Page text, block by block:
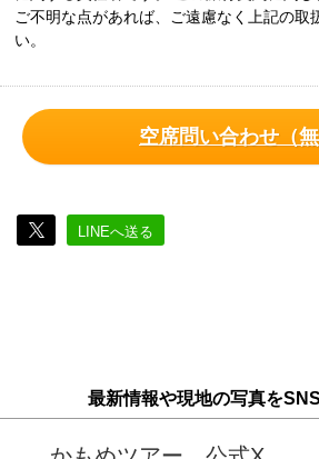
ご不明な点があれば、ご遠慮なく上記の取
い。
空席問い合わせ（無
LINEへ送る
最新情報や現地の写真を